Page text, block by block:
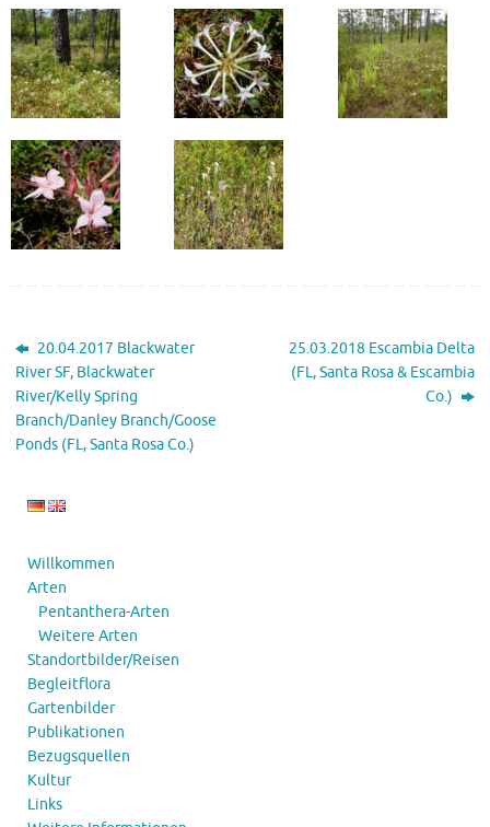
20.04.2017 Blackwater
River SF, Blackwater
River/Kelly Spring
Branch/Danley Branch/Goose
Ponds (FL, Santa Rosa Co.)
25.03.2018 Escambia Delta
(FL, Santa Rosa & Escambia
Co.)
Willkommen
Arten
Pentanthera-Arten
Weitere Arten
Standortbilder/Reisen
Begleitflora
Gartenbilder
Publikationen
Bezugsquellen
Kultur
Links